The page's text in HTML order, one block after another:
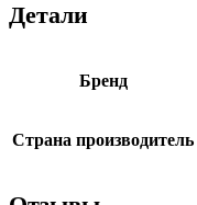
Детали
Бренд
Страна производитель